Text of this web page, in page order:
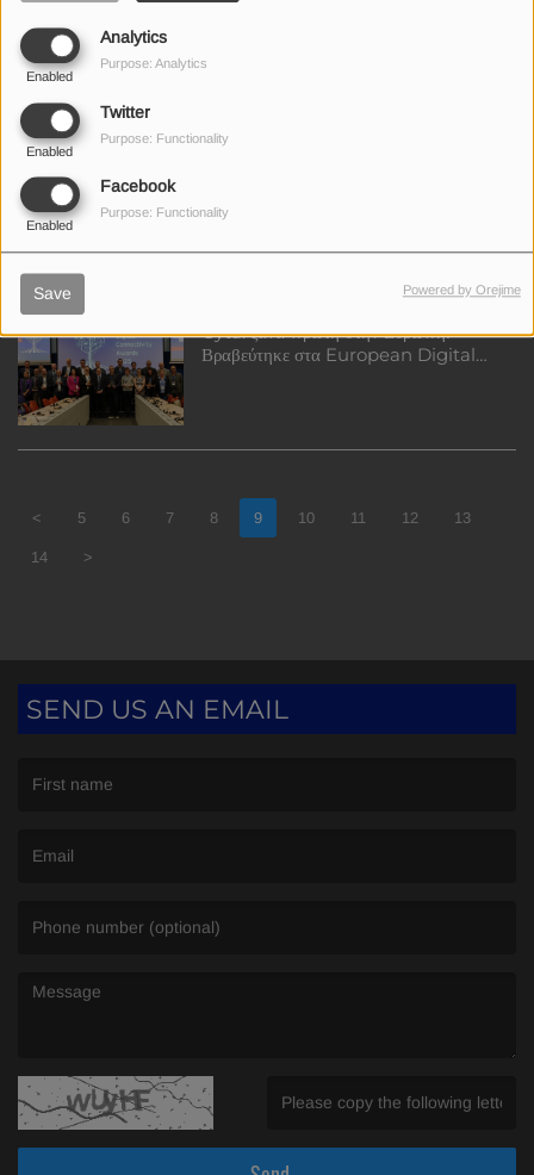
Analytics
Enabled
Purpose: Analytics
Twitter
Enabled
Purpose: Functionality
Facebook
Enabled
Purpose: Functionality
Save Powered by Orejime
ηπείρους μέσα από το έργο BlueMed
Cyta: ξανά πρώτη στην Ευρώπη!
Βραβεύτηκε στα European Digital
< 5 6 7 8 9 10 11 12 13
14 >
SEND US AN EMAIL